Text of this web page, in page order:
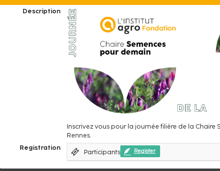
Description
Inscrivez vous pour la journée filière de la
Rennes.
Registration
Participants Register